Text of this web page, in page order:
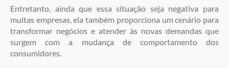
Entretanto, ainda que essa situação seja negativa para
muitas empresas, ela também proporciona um cenário para
transformar negócios e atender às novas demandas que
surgem com a mudança de comportamento dos
consumidores.